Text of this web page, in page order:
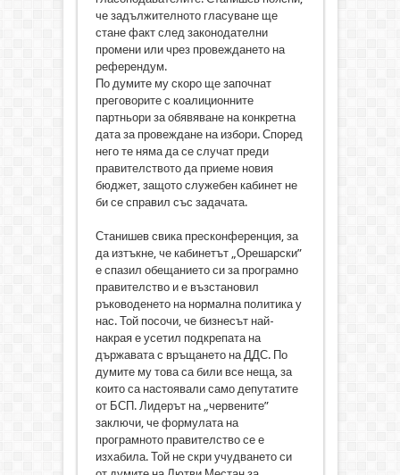
че задължителното гласуване ще
стане факт след законодателни
промени или чрез провеждането на
референдум.
По думите му скоро ще започнат
преговорите с коалиционните
партньори за обявяване на конкретна
дата за провеждане на избори. Според
него те няма да се случат преди
правителството да приеме новия
бюджет, защото служебен кабинет не
би се справил със задачата.
Станишев свика пресконференция, за
да изтъкне, че кабинетът „Орешарски”
е спазил обещанието си за програмно
правителство и е възстановил
ръководенето на нормална политика у
нас. Той посочи, че бизнесът най-
накрая е усетил подкрепата на
държавата с връщането на ДДС. По
думите му това са били все неща, за
които са настоявали само депутатите
от БСП. Лидерът на „червените”
заключи, че формулата на
програмното правителство се е
изхабила. Той не скри учудването си